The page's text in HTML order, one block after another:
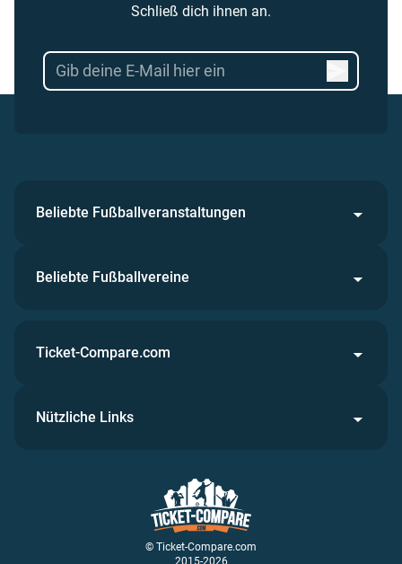
Schließ dich ihnen an.
Beliebte Fußballveranstaltungen
Beliebte Fußballvereine
© Ticket-Compare.com
2015-2026
Ticket-Compare.com
Nützliche Links